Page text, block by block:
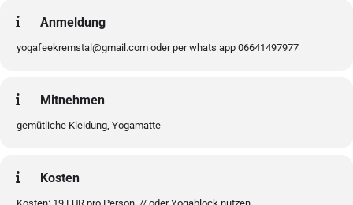
Anmeldung
yogafeekremstal@gmail.com oder per whats app 06641497977
Mitnehmen
gemütliche Kleidung, Yogamatte
Kosten